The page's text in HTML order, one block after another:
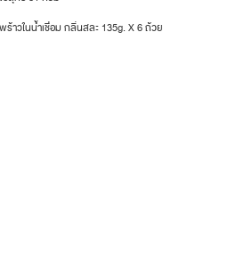
ร้าวในน้ำเชื่่อม กลิ่นสละ 135g. X 6 ถ้วย